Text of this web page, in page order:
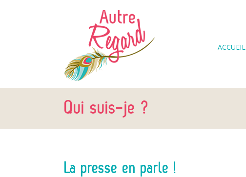
ACCUEIL
Qui suis-je ?
La presse en parle !